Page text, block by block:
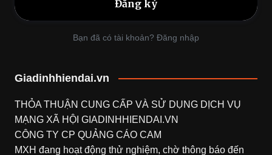
Bạn đã có tài khoản? Đăng nhập
Giadinhhiendai.vn
THỎA THUẬN CUNG CẤP VÀ SỬ DỤNG DỊCH VỤ
MẠNG XÃ HỘI GIADINHHIENDAI.VN
CÔNG TY CP QUẢNG CÁO CAM
MXH đang hoạt động thử nghiệm, chờ thông báo đến